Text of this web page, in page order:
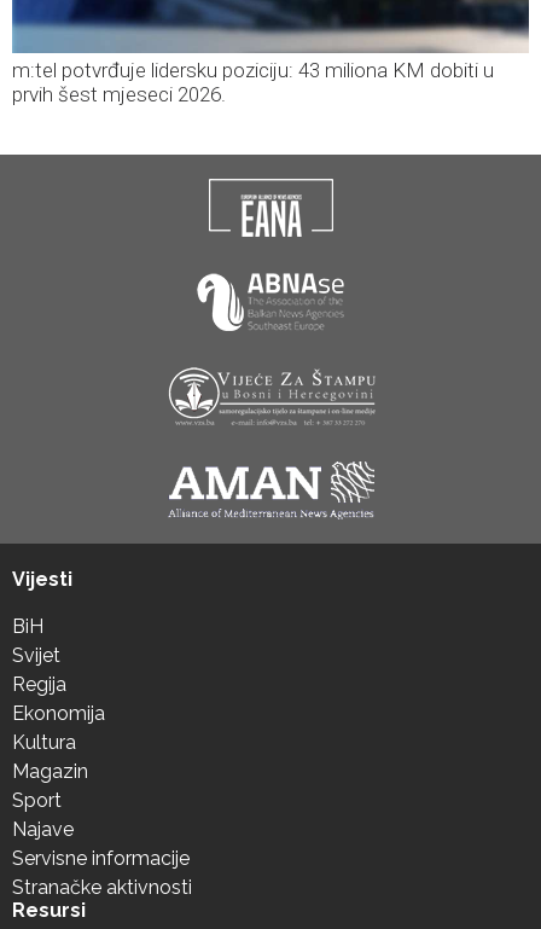
m:tel potvrđuje lidersku poziciju: 43 miliona KM dobiti u
prvih šest mjeseci 2026.
Vijesti
BiH
Svijet
Regija
Ekonomija
Kultura
Magazin
Sport
Najave
Servisne informacije
Stranačke aktivnosti
Resursi